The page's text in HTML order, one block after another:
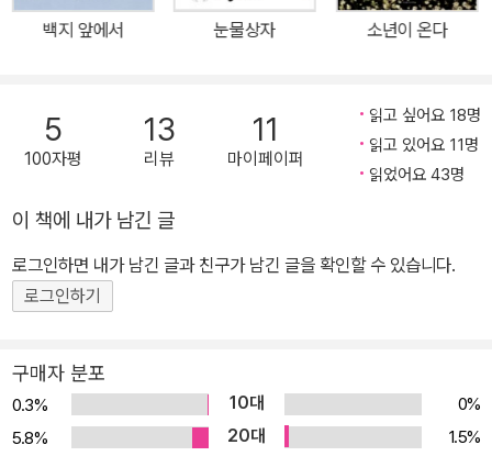
는 걸 금방 알아차릴 수 있는 것들이 많았다. 그러나 이번 시리즈의 작
품들은 내가 구사하는 것보다 수준 높은 영어로 되어 있어 번역이라
날 때면 소통 기반이 부족해서 어려움을 많이 느꼈다. 이번 기획이 그
런 소통의 기반을 마련해줄 것 같아 기쁘다.” _단편 <하나코는 없다>
는데 내 작품도 그런 식으로 소개됐다니 기쁘고 재밌다. 영어로 작품
을 접한 독자들이 받는 느낌이 한국어 독자들이 받은 느낌과 어떻게
다를지 궁금하다.” _단편 <중국인 거리>의 소설가 오정희 세트 1번의
았다. 과거 한국 독자들이 한국어로 번역된 영미문학을 통해 유럽과
미국에 대한 상상력을 키워왔듯이 이제 외국인들이 <바이링궐 에디
션>을 통해 한국 문화 속에서 상상력을 자극받는 시대가 온 것이다.
백지 앞에서 눈물상자 소년이 온다
5
100자평
13
리뷰
11
마이페이퍼
읽고 싶어요 18명
읽고 있어요 11명
읽었어요 43명
이 책에 내가 남긴 글
로그인하면 내가 남긴 글과 친구가 남긴 글을 확인할 수 있습니다.
로그인하기
구매자 분포
0.3% 10대
0%
5.8%
20대
1.5%